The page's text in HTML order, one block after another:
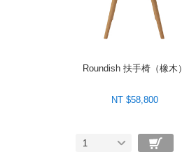
Roundish 扶手椅（橡木）
NT $58,800
1